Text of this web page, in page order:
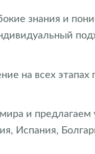
знания и
на всех этапах
и
Испания,